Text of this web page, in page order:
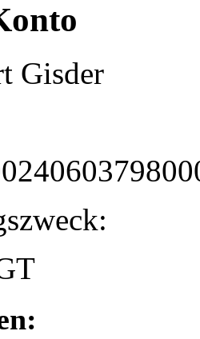
Gisder